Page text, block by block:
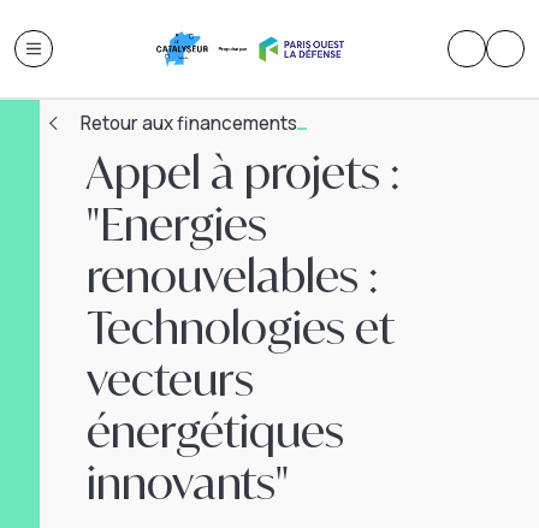
Retour aux financements
Appel à projets :
"Energies
renouvelables :
Technologies et
vecteurs
énergétiques
innovants"